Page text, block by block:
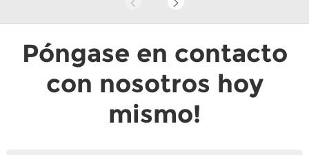
Póngase en contacto
con nosotros hoy
mismo!